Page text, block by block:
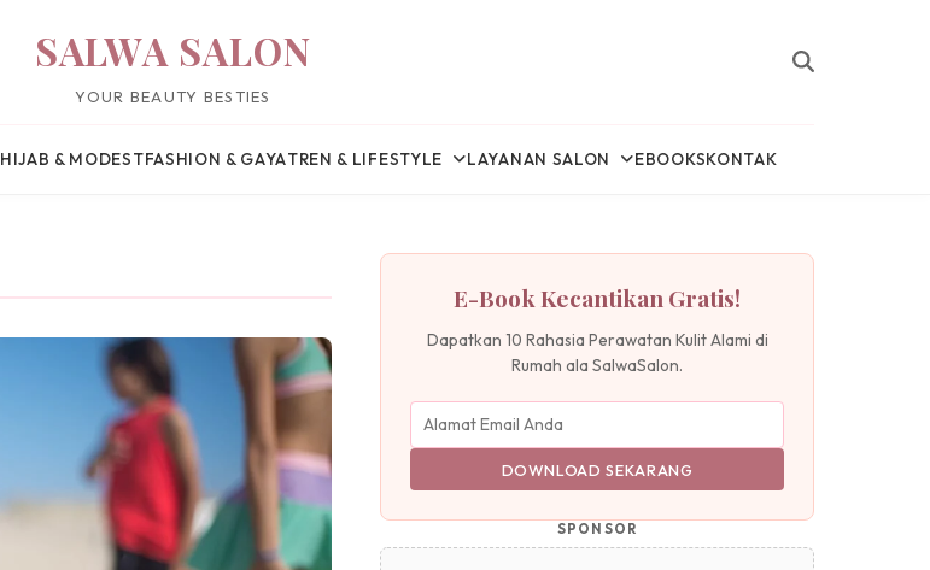
SALWA SALON
YOUR BEAUTY BESTIES
HIJAB & MODESTFASHION & GAYATREN & LIFESTYLE LAYANAN SALON EBOOKSKONTAK
E-Book Kecantikan Gratis!
Dapatkan 10 Rahasia Perawatan Kulit Alami di
Rumah ala SalwaSalon.
DOWNLOAD SEKARANG
SPONSOR